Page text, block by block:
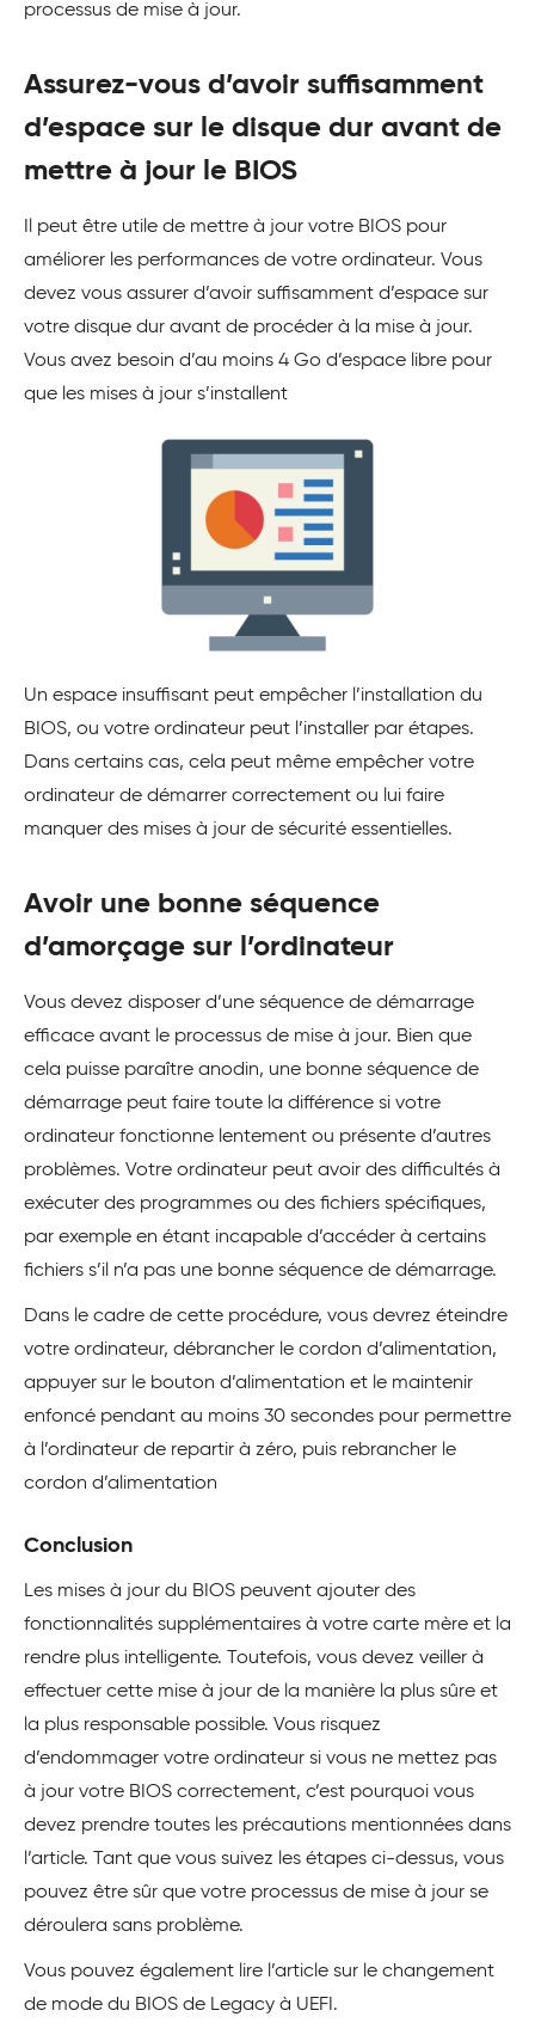
processus de mise à jour.
Assurez-vous d’avoir suffisamment
d’espace sur le disque dur avant de
mettre à jour le BIOS
Il peut être utile de mettre à jour votre BIOS pour
améliorer les performances de votre ordinateur. Vous
devez vous assurer d’avoir suffisamment d’espace sur
votre disque dur avant de procéder à la mise à jour.
Vous avez besoin d’au moins 4 Go d’espace libre pour
que les mises à jour s’installent
Un espace insuffisant peut empêcher l’installation du
BIOS, ou votre ordinateur peut l’installer par étapes.
Dans certains cas, cela peut même empêcher votre
ordinateur de démarrer correctement ou lui faire
manquer des mises à jour de sécurité essentielles.
Avoir une bonne séquence
d’amorçage sur l’ordinateur
Vous devez disposer d’une séquence de démarrage
efficace avant le processus de mise à jour. Bien que
cela puisse paraître anodin, une bonne séquence de
démarrage peut faire toute la différence si votre
ordinateur fonctionne lentement ou présente d’autres
problèmes. Votre ordinateur peut avoir des difficultés à
exécuter des programmes ou des fichiers spécifiques,
par exemple en étant incapable d’accéder à certains
fichiers s’il n’a pas une bonne séquence de démarrage.
Dans le cadre de cette procédure, vous devrez éteindre
votre ordinateur, débrancher le cordon d’alimentation,
appuyer sur le bouton d’alimentation et le maintenir
enfoncé pendant au moins 30 secondes pour permettre
à l’ordinateur de repartir à zéro, puis rebrancher le
cordon d’alimentation
Conclusion
Les mises à jour du BIOS peuvent ajouter des
fonctionnalités supplémentaires à votre carte mère et la
rendre plus intelligente. Toutefois, vous devez veiller à
effectuer cette mise à jour de la manière la plus sûre et
la plus responsable possible. Vous risquez
d’endommager votre ordinateur si vous ne mettez pas
à jour votre BIOS correctement, c’est pourquoi vous
devez prendre toutes les précautions mentionnées dans
l’article. Tant que vous suivez les étapes ci-dessus, vous
pouvez être sûr que votre processus de mise à jour se
déroulera sans problème.
Vous pouvez également lire l’article sur le changement
de mode du BIOS de Legacy à UEFI.